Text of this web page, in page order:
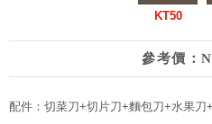
KT50
參考價：
配件：切菜刀+切片刀+麵包刀+水果刀